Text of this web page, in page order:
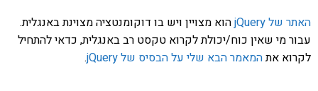
האתר של jQuery
הוא מצויין ויש בו דוקומנטציה מצוינת באנגלית.
עבור מי שאין כוח/יכולת לקרוא טקסט רב באנגלית, כדאי להתחיל
לקרוא אתהמאמר הבא שלי על הבסיס של jQuery .